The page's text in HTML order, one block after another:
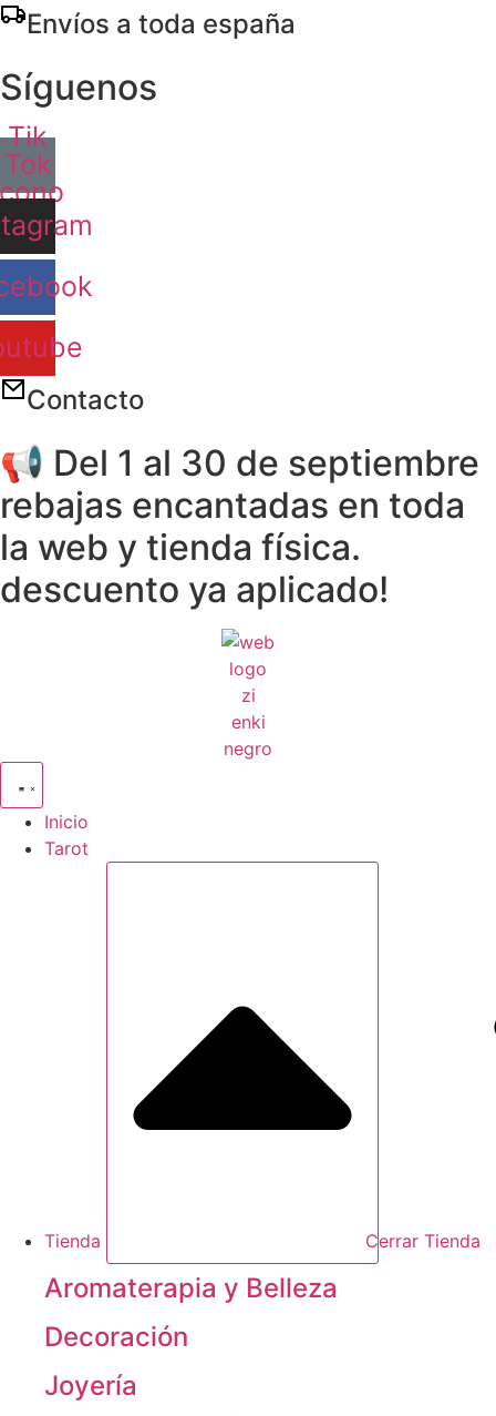
Ir
Envíos a toda españa
Síguenos
Tik
Tok
Contacto
📢 Del 1 al 30 de septiembre
rebajas encantadas en toda
la web y tienda física.
descuento ya aplicado!
Inicio
Tarot
Tienda Cerrar Tienda
Aromaterapia y Belleza
Decoración
Joyería